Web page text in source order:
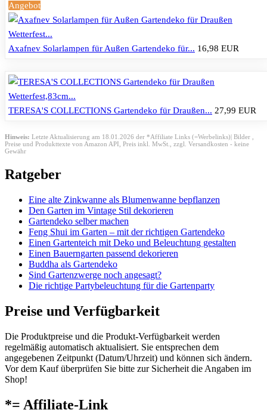
Angebot
Axafnev Solarlampen für Außen Gartendeko für... 16,98 EUR
TERESA'S COLLECTIONS Gartendeko für Draußen... 27,99 EUR
Hinweis: Letzte Aktualisierung am 18.01.2026 der *Affiliate Links (=Werbelinks)| Bilder ,
Preise und Produkttexte von Amazon API, Preis inkl. MwSt., zzgl. Versandkosten - keine
Gewähr
Ratgeber
Eine alte Zinkwanne als Blumenwanne bepflanzen
Den Garten im Vintage Stil dekorieren
Gartendeko selber machen
Feng Shui im Garten – mit der richtigen Gartendeko
Einen Gartenteich mit Deko und Beleuchtung gestalten
Einen Bauerngarten passend dekorieren
Buddha als Gartendeko
Sind Gartenzwerge noch angesagt?
Die richtige Partybeleuchtung für die Gartenparty
Preise und Verfügbarkeit
Die Produktpreise und die Produkt-Verfügbarkeit werden
regelmäßig automatisch aktualisiert. Sie entsprechen dem
angegebenen Zeitpunkt (Datum/Uhrzeit) und können sich ändern.
Vor dem Kauf überprüfen Sie bitte zur Sicherheit die Angaben im
Shop!
*= Affiliate-Link